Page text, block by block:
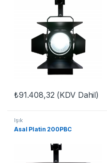
₺91.408,32 (KDV Dahil)
Işık
Asal Platin 200PBC